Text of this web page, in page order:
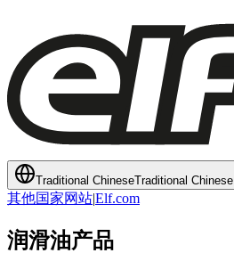
Traditional ChineseTraditional Chinese
其他国家网站|Elf.com
润滑油产品